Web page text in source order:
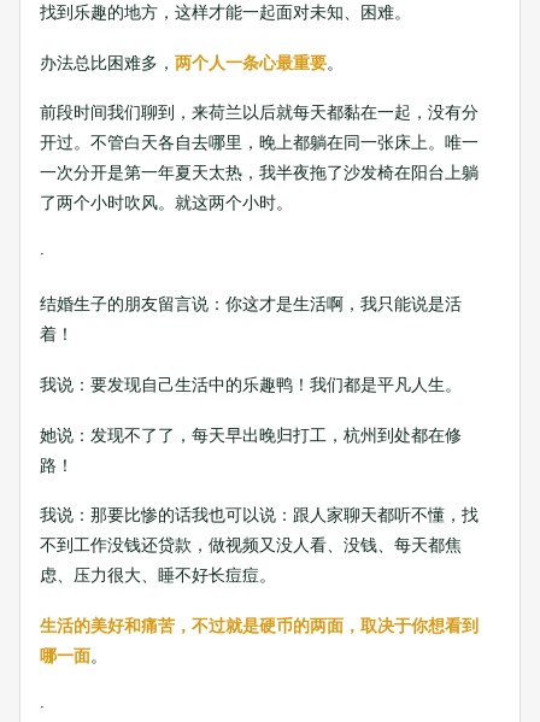
找到乐趣的地方，这样才能一起面对未知、困难。
办法总比困难多， 两个人一条心最重要。
前段时间我们聊到，来荷兰以后就每天都黏在一起，没有分
开过。不管白天各自去哪里，晚上都躺在同一张床上。唯一
一次分开是第一年夏天太热，我半夜拖了沙发椅在阳台上躺
了两个小时吹风。就这两个小时。
·
结婚生子的朋友留言说：你这才是生活啊，我只能说是活
着！
我说：要发现自己生活中的乐趣鸭！我们都是平凡人生。
她说：发现不了了，每天早出晚归打工，杭州到处都在修
路！
我说：那要比惨的话我也可以说：跟人家聊天都听不懂，找
不到工作没钱还贷款，做视频又没人看、没钱、每天都焦
虑、压力很大、睡不好长痘痘。
生活的美好和痛苦，不过就是硬币的两面，取决于你想看到
哪一面。
·